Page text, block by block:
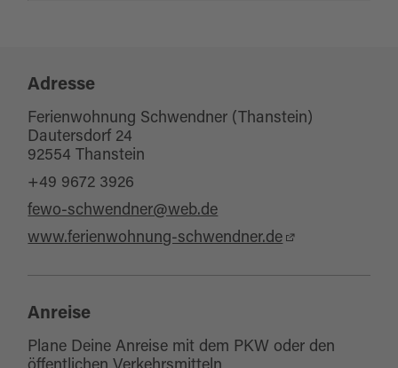
Adresse
Ferienwohnung Schwendner (Thanstein)
Dautersdorf 24
92554 Thanstein
+49 9672 3926
fewo-schwendner@web.de
www.ferienwohnung-schwendner.de
Anreise
Plane Deine Anreise mit dem PKW oder den